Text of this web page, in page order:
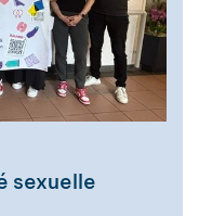
sexuelle